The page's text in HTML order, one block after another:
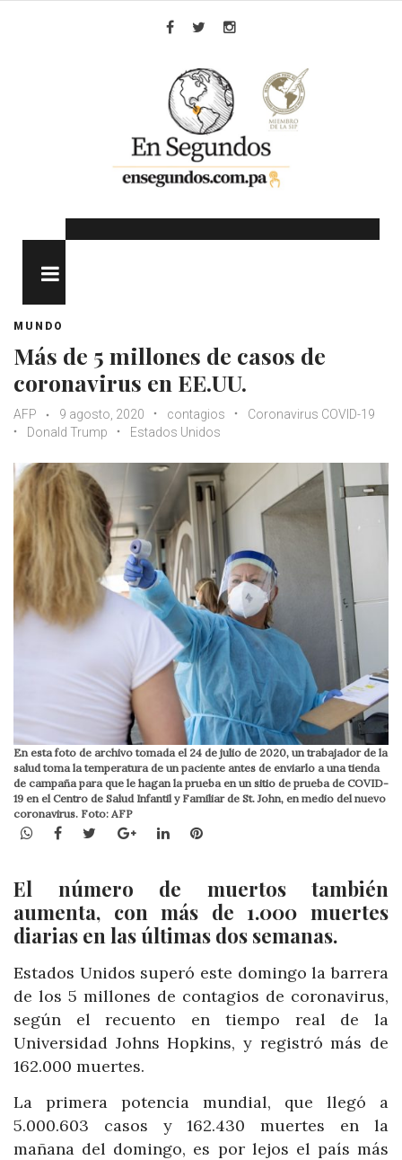
MUNDO
Más de 5 millones de casos de
coronavirus en EE.UU.
AFP 9 agosto, 2020 contagios
Coronavirus COVID-19
Donald Trump
Estados Unidos
En esta foto de archivo tomada el 24 de julio de 2020, un trabajador de la
salud toma la temperatura de un paciente antes de enviarlo a una tienda
de campaña para que le hagan la prueba en un sitio de prueba de COVID-
19 en el Centro de Salud Infantil y Familiar de St. John, en medio del nuevo
coronavirus. Foto: AFP
WhatsApp
Facebook
TwitterGoogle+LinkedInPinterest
El número de muertos también
aumenta, con más de 1.000 muertes
diarias en las últimas dos semanas.
Estados Unidos superó este domingo la barrera
de los 5 millones de contagios de coronavirus,
según el recuento en tiempo real de la
Universidad Johns Hopkins, y registró más de
162.000 muertes.
La primera potencia mundial, que llegó a
5.000.603 casos y 162.430 muertes en la
mañana del domingo, es por lejos el país más